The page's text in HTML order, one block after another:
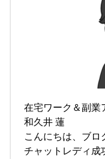
在宅ワーク＆副業
和久井 蓮
こんにちは、ブロ
チャットレディ成